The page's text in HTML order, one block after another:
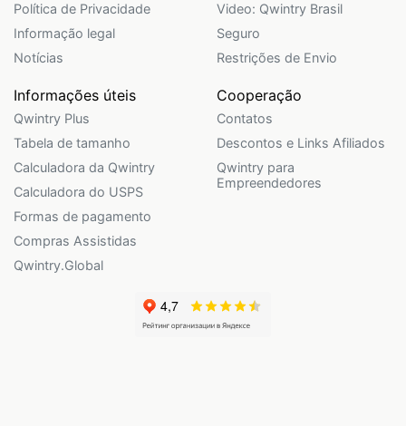
Política de Privacidade
Informação legal
Notícias
Video: Qwintry Brasil
Seguro
Restrições de Envio
Informações úteis
Qwintry Plus
Tabela de tamanho
Calculadora da Qwintry
Calculadora do USPS
Formas de pagamento
Compras Assistidas
Qwintry.Global
Cooperação
Contatos
Descontos e Links Afiliados
Qwintry para
Empreendedores